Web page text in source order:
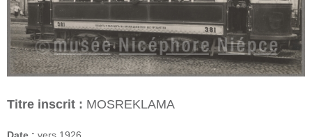
Titre inscrit : MOSREKLAMA